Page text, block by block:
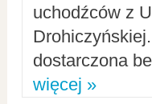
uchodźców z
dostarczona
więcej »